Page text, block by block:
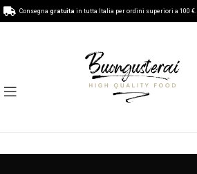
Consegna gratuita in tutta Italia per ordini superiori a 100 €.